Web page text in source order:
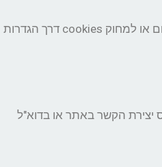
האתר עושה שימוש בקבצי cookies לצורך תפקוד שוטף, שיפור חוויית המשתמש, ניתוח תנועה והתאמת פרסומות. ניתן לבחור לחסום או למחוק cookies דרך הגדרות
יצירת הקשר באתר או בדוא"ל